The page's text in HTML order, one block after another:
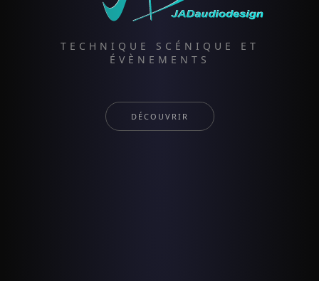
TECHNIQUE SCÉNIQUE ET
ÉVÈNEMENTS
DÉCOUVRIR